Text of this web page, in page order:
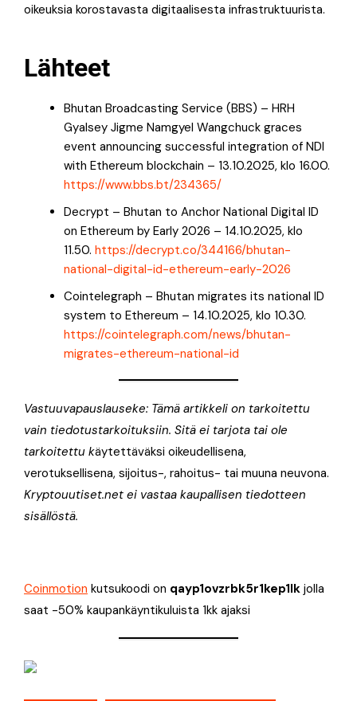
oikeuksia korostavasta digitaalisesta infrastruktuurista.
Lähteet
Bhutan Broadcasting Service (BBS) – HRH
Gyalsey Jigme Namgyel Wangchuck graces
event announcing successful integration of NDI
with Ethereum blockchain – 13.10.2025, klo 16.00.
https://www.bbs.bt/234365/
Decrypt – Bhutan to Anchor National Digital ID
on Ethereum by Early 2026 – 14.10.2025, klo
11.50. https://decrypt.co/344166/bhutan-
national-digital-id-ethereum-early-2026
Cointelegraph – Bhutan migrates its national ID
system to Ethereum – 14.10.2025, klo 10.30.
https://cointelegraph.com/news/bhutan-
migrates-ethereum-national-id
Vastuuvapauslauseke: Tämä artikkeli on tarkoitettu
vain tiedotustarkoituksiin. Sitä ei tarjota tai ole
tarkoitettu käytettäväksi oikeudellisena,
verotuksellisena, sijoitus-, rahoitus- tai muuna neuvona.
Kryptouutiset.net ei vastaa kaupallisen tiedotteen
sisällöstä.
Coinmotion kutsukoodi on qayp1ovzrbk5r1kep1lk jolla
saat -50% kaupankäyntikuluista 1kk ajaksi